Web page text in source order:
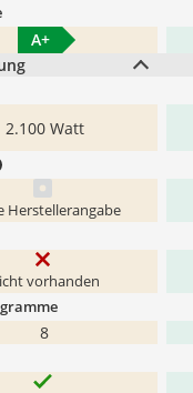
A+
2.100 Watt
Herstellerangabe
vorhanden
8